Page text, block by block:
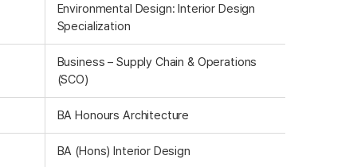
Environmental Design: Interior Design
Specialization
Business – Supply Chain & Operations
(SCO)
BA Honours Architecture
BA (Hons) Interior Design